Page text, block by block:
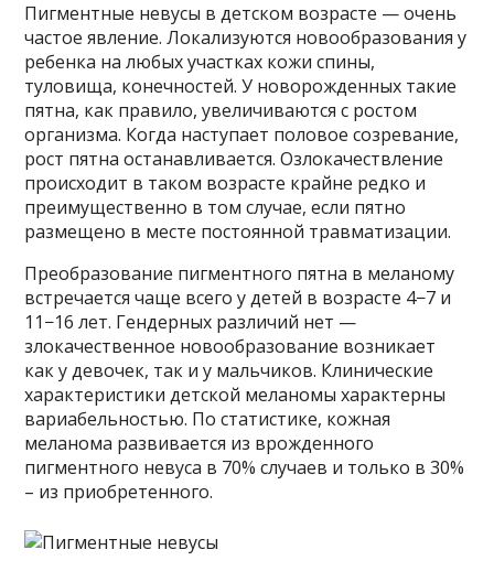
Пигментные невусы в детском возрасте — очень
частое явление. Локализуются новообразования у
ребенка на любых участках кожи спины,
туловища, конечностей. У новорожденных такие
пятна, как правило, увеличиваются с ростом
организма. Когда наступает половое созревание,
рост пятна останавливается. Озлокачествление
происходит в таком возрасте крайне редко и
преимущественно в том случае, если пятно
размещено в месте постоянной травматизации.
Преобразование пигментного пятна в меланому
встречается чаще всего у детей в возрасте 4−7 и
11−16 лет. Гендерных различий нет —
злокачественное новообразование возникает
как у девочек, так и у мальчиков. Клинические
характеристики детской меланомы характерны
вариабельностью. По статистике, кожная
меланома развивается из врожденного
пигментного невуса в 70% случаев и только в 30%
– из приобретенного.